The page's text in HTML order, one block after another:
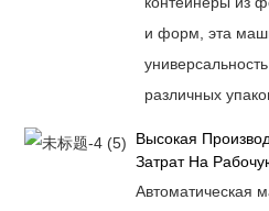
и форм, эта
различных
Высокая
Затрат На
Автоматическая